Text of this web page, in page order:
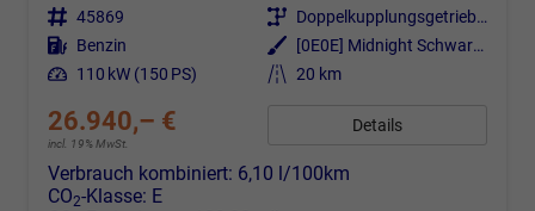
Fahrzeugnr. 45869 Getriebe
Doppelkupplungsgetriebe (DSG)
Kraftstoff Benzin Außenfarbe
[0E0E] Midnight Schwarz Metallic
Leistung 110 kW (150 PS) Kilometerstand 20 km
26.940,– €
incl. 19% MwSt.
Details
Verbrauch kombiniert: 6,10 l/100km
CO2-Klasse: E